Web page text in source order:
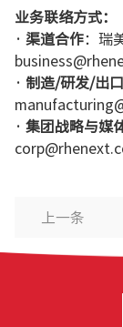
业务联络方式：
· 渠道合作：瑞
· 制造/研发/出口
· 集团战略与媒
上一条